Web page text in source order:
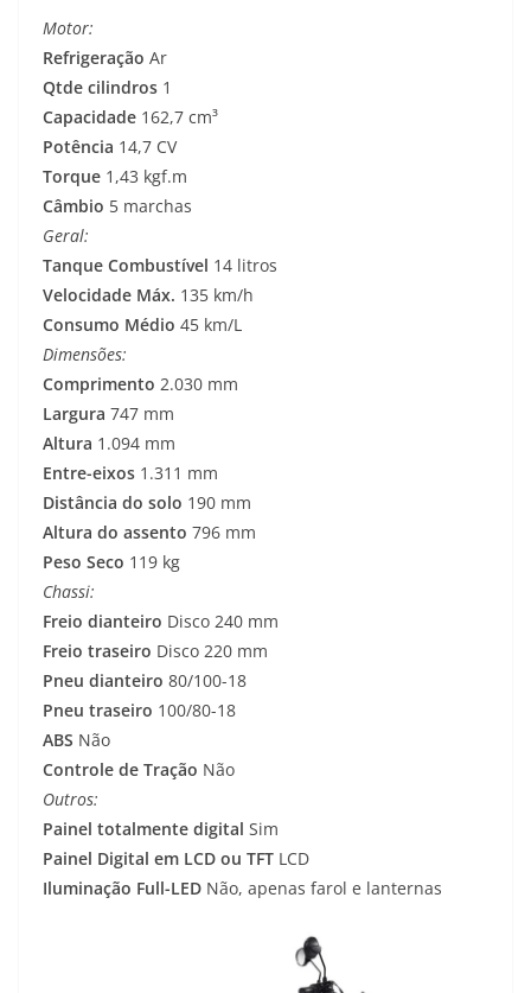
Motor:
Refrigeração Ar
Qtde cilindros 1
Capacidade 162,7 cm³
Potência 14,7 CV
Torque 1,43 kgf.m
Câmbio 5 marchas
Geral:
Tanque Combustível 14 litros
Velocidade Máx. 135 km/h
Consumo Médio 45 km/L
Dimensões:
Comprimento 2.030 mm
Largura 747 mm
Altura 1.094 mm
Entre-eixos 1.311 mm
Distância do solo 190 mm
Altura do assento 796 mm
Peso Seco 119 kg
Chassi:
Freio dianteiro Disco 240 mm
Freio traseiro Disco 220 mm
Pneu dianteiro 80/100-18
Pneu traseiro 100/80-18
ABS Não
Controle de Tração Não
Outros:
Painel totalmente digital Sim
Painel Digital em LCD ou TFT LCD
Iluminação Full-LED Não, apenas farol e lanternas